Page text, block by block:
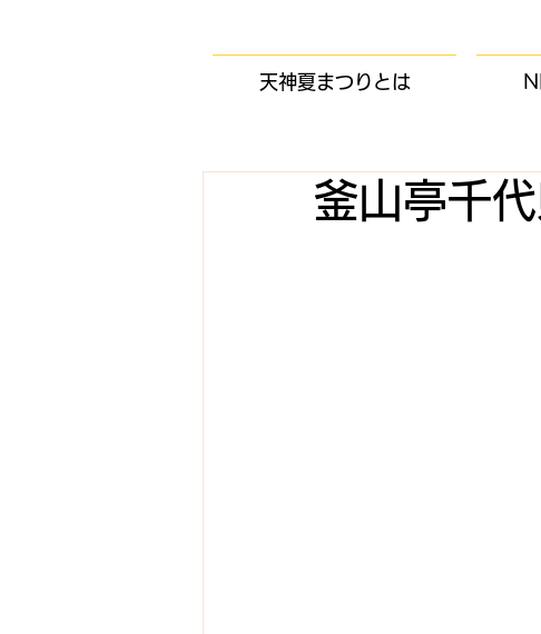
天神夏まつりとは
釜山亭千